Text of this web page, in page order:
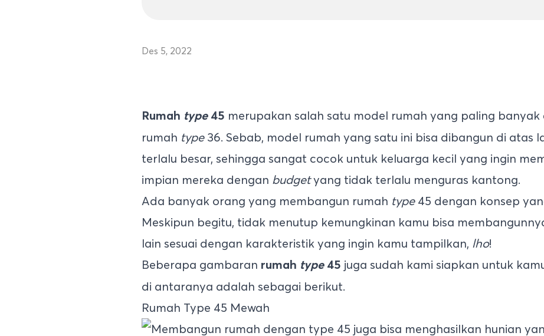
Des 5, 2022
Rumah type45 merupakan salah satu model rumah yang paling banyak
rumah type36. Sebab, model rumah yang satu ini bisa dibangun di atas
terlalu besar, sehingga sangat cocok untuk keluarga kecil yang ingin
impian mereka dengan budgetyang tidak terlalu menguras kantong.
Ada banyak orang yang membangun rumah type 45 dengan konsep
Meskipun begitu, tidak menutup kemungkinan kamu bisa
lain sesuai dengan karakteristik yang ingin kamu tampilkan, lho!
Beberapa gambaran rumah type45 juga sudah kami siapkan untuk
di antaranya adalah sebagai berikut.
Rumah Type 45 Mewah